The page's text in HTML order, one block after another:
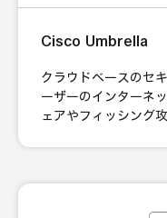
Cisco Umbrella
クラウドベースのセ
ーザーのインターネ
ェアやフィッシング